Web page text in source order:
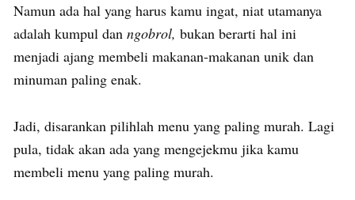
Namun ada hal yang harus kamu ingat, niat utamanya
adalah kumpul dan ngobrol, bukan berarti hal ini
menjadi ajang membeli makanan-makanan unik dan
minuman paling enak.
Jadi, disarankan pilihlah menu yang paling murah. Lagi
pula, tidak akan ada yang mengejekmu jika kamu
membeli menu yang paling murah.